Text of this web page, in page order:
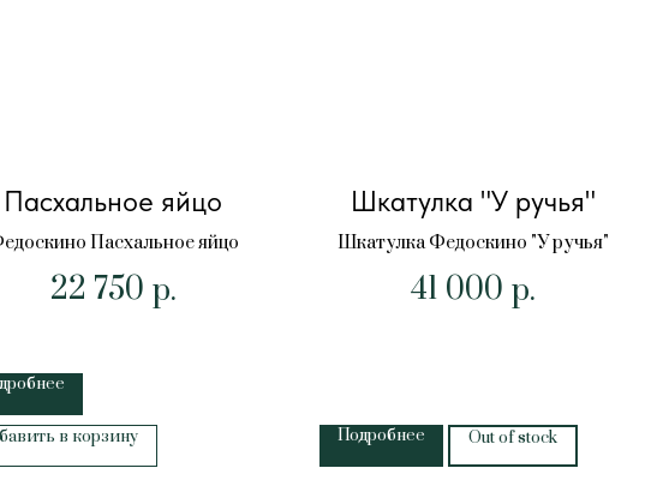
Пасхальное яйцо
Пасхальное яйцо
22 750 р.
в корзину
Шкатулка "У ручья"
Шкатулка Федоскино "У ручья"
41 000 р.
Подробнее Out of stock